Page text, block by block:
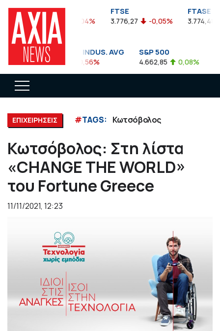
FTSEA
899,47 -0,04%
FTSE
3.776,27 -0,05%
FTASE
3.774,48
DOW JONES INDUS. AVG
35.911,81 -0,56%
S&P 500
4.662,85 0,08%
ΕΠΙΧΕΙΡΗΣΕΙΣ #TAGS: Κωτσόβολος
Κωτσόβολος: Στη λίστα
«CHANGE THE WORLD»
του Fortune Greece
11/11/2021, 12:23